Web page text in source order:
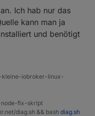
weil ... siehe
Ich hab nur das
kann man ja
und benötigt
kleine-iobroker-linux-
node-fix-skript
diag.sh && bash diag.sh